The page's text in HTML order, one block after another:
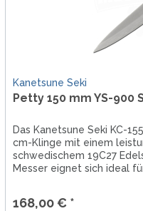
Kanetsune Seki
Petty 150 mm YS-900
Das Kanetsune Seki KC-
cm-Klinge mit einem
schwedischem 19C27
Messer eignet sich ideal
168,00 € *